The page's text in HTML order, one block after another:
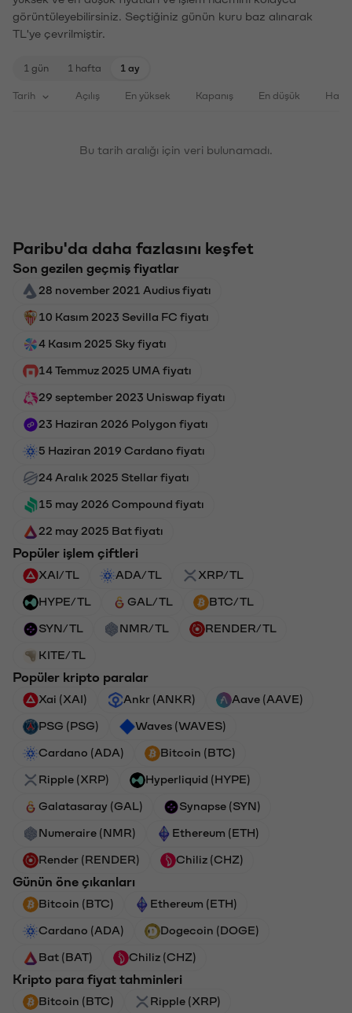
görüntüleyebilirsiniz. Seçtiğiniz günün kuru baz alınarak
TL'ye çevrilmiştir.
1 gün 1 hafta 1 ay
Tarih Açılış En yüksek Kapanış En düşük
Bu tarih aralığı için veri bulunamadı.
Paribu'da daha fazlasını keşfet
Son gezilen geçmiş fiyatlar
28 november 2021 Audius fiyatı
10 Kasım 2023 Sevilla FC fiyatı
4 Kasım 2025 Sky fiyatı
14 Temmuz 2025 UMA fiyatı
29 september 2023 Uniswap fiyatı
23 Haziran 2026 Polygon fiyatı
5 Haziran 2019 Cardano fiyatı
24 Aralık 2025 Stellar fiyatı
15 may 2026 Compound fiyatı
22 may 2025 Bat fiyatı
Popüler işlem çiftleri
XAI/TL ADA/TL XRP/TL
HYPE/TL GAL/TL BTC/TL
SYN/TL NMR/TL RENDER/TL
KITE/TL
Popüler kripto paralar
Xai (XAI) Ankr (ANKR) Aave (AAVE)
PSG (PSG) Waves (WAVES)
Cardano (ADA) Bitcoin (BTC)
Ripple (XRP) Hyperliquid (HYPE)
Galatasaray (GAL) Synapse (SYN)
Numeraire (NMR) Ethereum (ETH)
Render (RENDER) Chiliz (CHZ)
Günün öne çıkanları
Bitcoin (BTC) Ethereum (ETH)
Cardano (ADA) Dogecoin (DOGE)
Bat (BAT) Chiliz (CHZ)
Kripto para fiyat tahminleri
Bitcoin (BTC) Ripple (XRP)